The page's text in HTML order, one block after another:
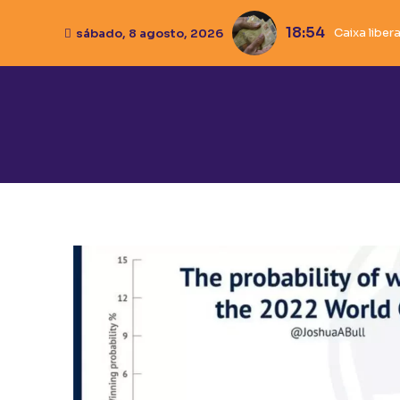
sábado, 8 agosto, 2026 18:54 Caixa
Ivana
Pistola é